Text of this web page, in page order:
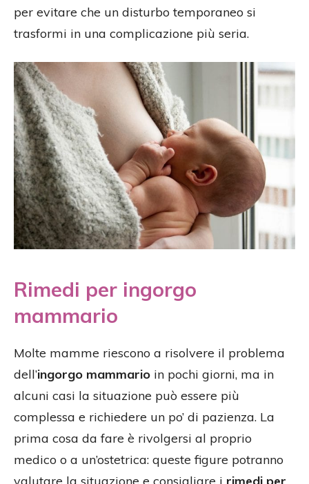
per evitare che un disturbo temporaneo si
trasformi in una complicazione più seria.
Rimedi per ingorgo
mammario
Molte mamme riescono a risolvere il problema
dell’ingorgo mammario in pochi giorni, ma in
alcuni casi la situazione può essere più
complessa e richiedere un po’ di pazienza. La
prima cosa da fare è rivolgersi al proprio
medico o a un’ostetrica: queste figure potranno